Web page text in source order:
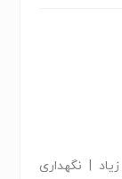
| نگهداری